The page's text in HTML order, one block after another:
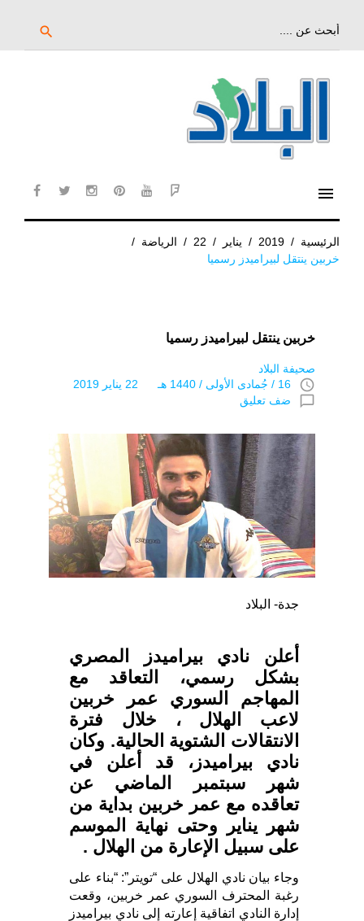
search
menu
الرئيسية /
2019
/ يناير /
22
/ الرياضة /
خربين ينتقل لبيراميدز رسميا
خربين ينتقل لبيراميدز رسميا
صحيفة البلاد
access_time 16 / جُمادى اﻷولى / 1440 هـ 22 يناير 2019
chat_bubble_outline ضف تعليق
جدة- البلاد
أعلن نادي بيراميدز المصري
بشكل رسمي، التعاقد مع
المهاجم السوري عمر خربين
لاعب الهلال ، خلال فترة
الانتقالات الشتوية الحالية. وكان
نادي بيراميدز، قد أعلن في
شهر سبتمبر الماضي عن
تعاقده مع عمر خربين بداية من
شهر يناير وحتى نهاية الموسم
على سبيل الإعارة من الهلال .
وجاء بيان نادي الهلال على “تويتر”: “بناء على
رغبة المحترف السوري عمر خربين، وقعت
إدارة النادي اتفاقية إعارته إلى نادي بيراميدز